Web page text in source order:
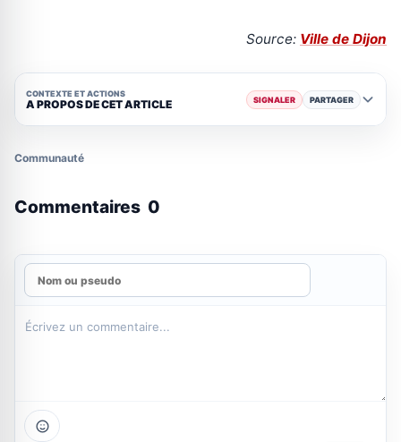
Source: Ville de Dijon
CONTEXTE ET ACTIONS
A PROPOS DE CET ARTICLE SIGNALER PARTAGER
Communauté
Commentaires 0